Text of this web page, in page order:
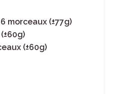
morceaux (±77g)
(±60g)